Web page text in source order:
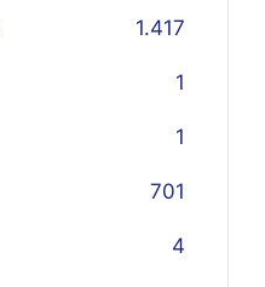
1.417
1
1
701
4